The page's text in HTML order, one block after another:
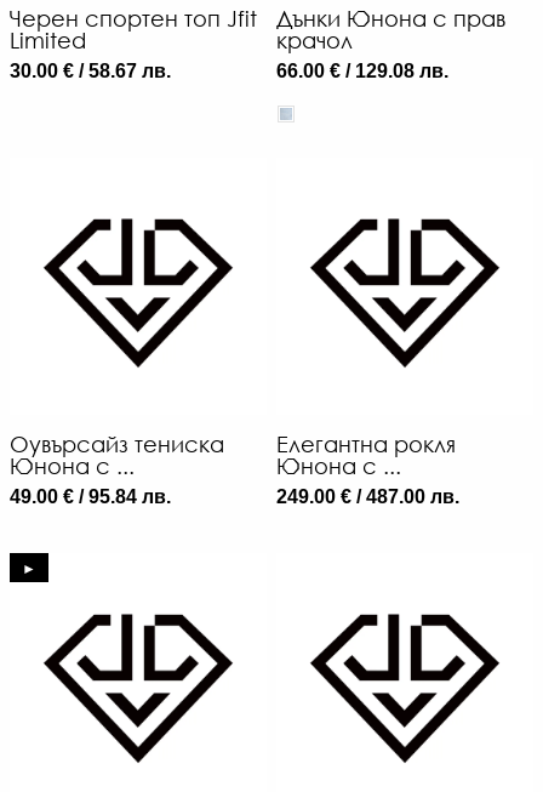
Черен спортен топ Jfit
Limited
30.00 € / 58.67 лв.
Дънки Юнона с прав
крачол
66.00 € / 129.08 лв.
Оувърсайз тениска
Юнона с ...
49.00 € / 95.84 лв.
Елегантна рокля
Юнона с ...
249.00 € / 487.00 лв.
►